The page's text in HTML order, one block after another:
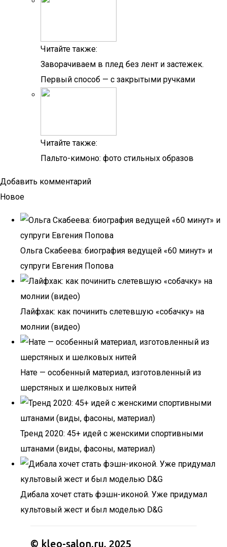
Читайте также:
Заворачиваем в плед без лент и застежек.
Первый способ — с закрытыми ручками
Читайте также:
Пальто-кимоно: фото стильных образов
Добавить комментарий
Новое
Ольга Скабеева: биография ведущей «60 минут» и
супруги Евгения Попова
Лайфхак: как починить слетевшую «собачку» на
молнии (видео)
Нате — особенный материал, изготовленный из
шерстяных и шелковых нитей
Тренд 2020: 45+ идей с женскими спортивными
штанами (виды, фасоны, материал)
Дибала хочет стать фэшн-иконой. Уже придумал
культовый жест и был моделью D&G
© kleo-salon.ru, 2025